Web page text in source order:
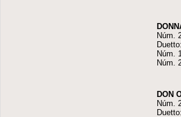
Núm.
Duetto:
Núm.
Núm.
DON
Núm.
Duetto: